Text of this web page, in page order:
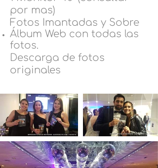
por mas)
Fotos Imantadas y Sobre
Álbum Web con todas las
fotos.
Descarga de fotos
originales